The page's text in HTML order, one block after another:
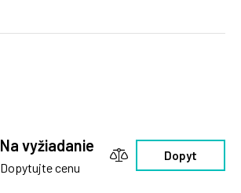
Na vyžiadanie
Dopytujte cenu
Dopyt